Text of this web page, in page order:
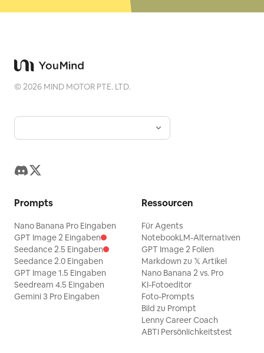
©2026 MIND MOTOR PTE. LTD.
Prompts
Nano Banana Pro Eingaben
GPT Image 2 Eingaben
Seedance 2.5 Eingaben
Seedance 2.0 Eingaben
GPT Image 1.5 Eingaben
Seedream 4.5 Eingaben
Gemini 3 Pro Eingaben
Ressourcen
Für Agents
NotebookLM-Alternativen
GPT Image 2 Folien
Markdown zu 𝕏 Artikel
Nano Banana 2 vs. Pro
KI-Fotoeditor
Foto-Prompts
Bild zu Prompt
Lenny Career Coach
ABTI Persönlichkeitstest